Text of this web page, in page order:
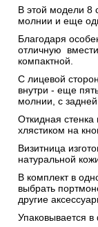
В этой модели 8
молнии и еще
Благодаря
отличную
компактной.
С лицевой
внутри - еще
молнии, с
Откидная стенка
хлястиком на
Визитница
натуральной
В комплект в
выбрать
другие
Упаковывается